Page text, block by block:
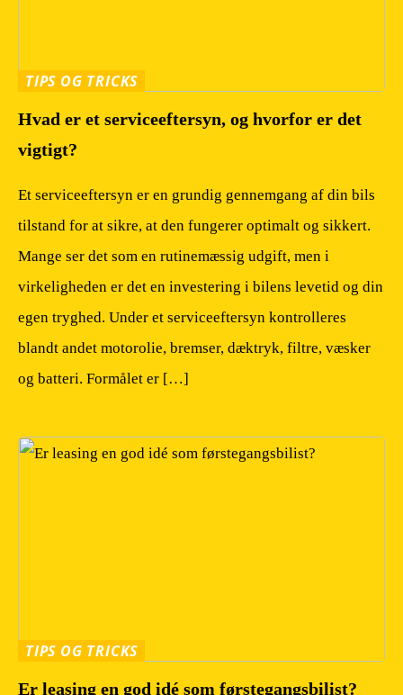
TIPS OG TRICKS
Hvad er et serviceeftersyn, og hvorfor er det
vigtigt?
Et serviceeftersyn er en grundig gennemgang af din bils
tilstand for at sikre, at den fungerer optimalt og sikkert.
Mange ser det som en rutinemæssig udgift, men i
virkeligheden er det en investering i bilens levetid og din
egen tryghed. Under et serviceeftersyn kontrolleres
blandt andet motorolie, bremser, dæktryk, filtre, væsker
og batteri. Formålet er […]
TIPS OG TRICKS
Er leasing en god idé som førstegangsbilist?